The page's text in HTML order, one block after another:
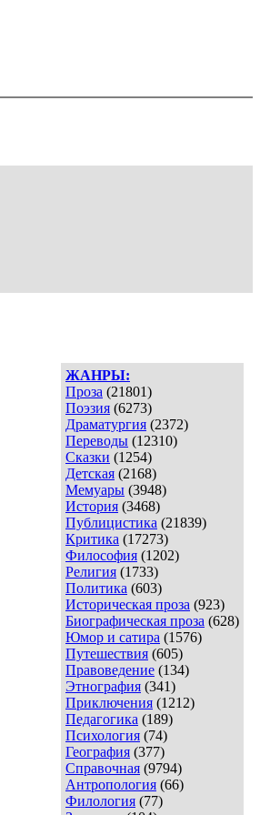
ЖАНРЫ:
Проза (21801)
Поэзия (6273)
Драматургия (2372)
Переводы (12310)
Сказки (1254)
Детская (2168)
Мемуары (3948)
История (3468)
Публицистика (21839)
Критика (17273)
Философия (1202)
Религия (1733)
Политика (603)
Историческая проза (923)
Биографическая проза (628)
Юмор и сатира (1576)
Путешествия (605)
Правоведение (134)
Этнография (341)
Приключения (1212)
Педагогика (189)
Психология (74)
География (377)
Справочная (9794)
Антропология (66)
Филология (77)